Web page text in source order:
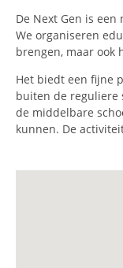
De Next Gen is
We organiseren
brengen, maar ook
Het biedt een fijne
buiten de reguliere
de middelbare
kunnen. De